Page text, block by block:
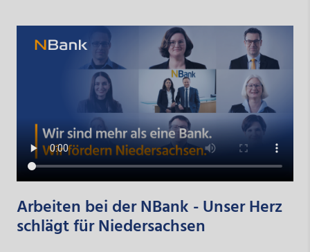
Arbeiten bei der NBank - Unser Herz
schlägt für Niedersachsen